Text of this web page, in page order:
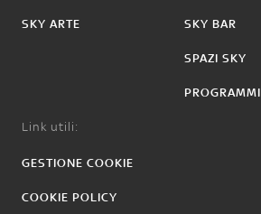
SKY ARTE SKY BAR
SPAZI SKY
PROGRAMMI
Link utili:
GESTIONE COOKIE
COOKIE POLICY